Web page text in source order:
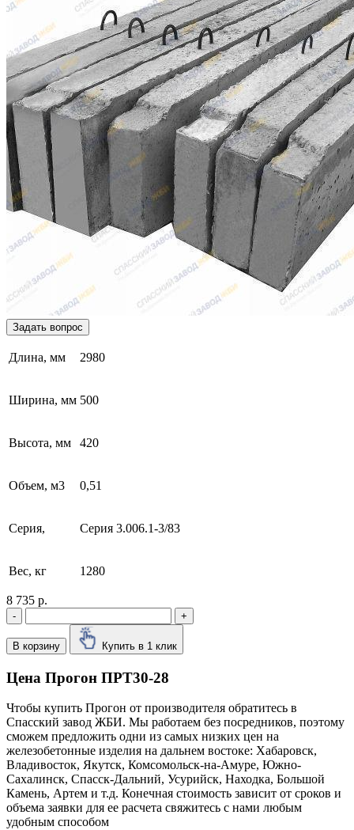
Задать вопрос
Длина, мм 2980
Ширина, мм 500
Высота, мм 420
Объем, м3 0,51
Серия, Серия 3.006.1-3/83
Вес, кг 1280
8 735 р.
- +
В корзину Купить в 1 клик
Цена Прогон ПРТ30-28
Чтобы купить Прогон от производителя обратитесь в
Cпасский завод ЖБИ. Мы работаем без посредников, поэтому
сможем предложить одни из самых низких цен на
железобетонные изделия на дальнем востоке: Хабаровск,
Владивосток, Якутск, Комсомольск-на-Амуре, Южно-
Сахалинск, Спасск-Дальний, Усурийск, Находка, Большой
Камень, Артем и т.д. Конечная стоимость зависит от сроков и
объема заявки для ее расчета свяжитесь с нами любым
удобным способом